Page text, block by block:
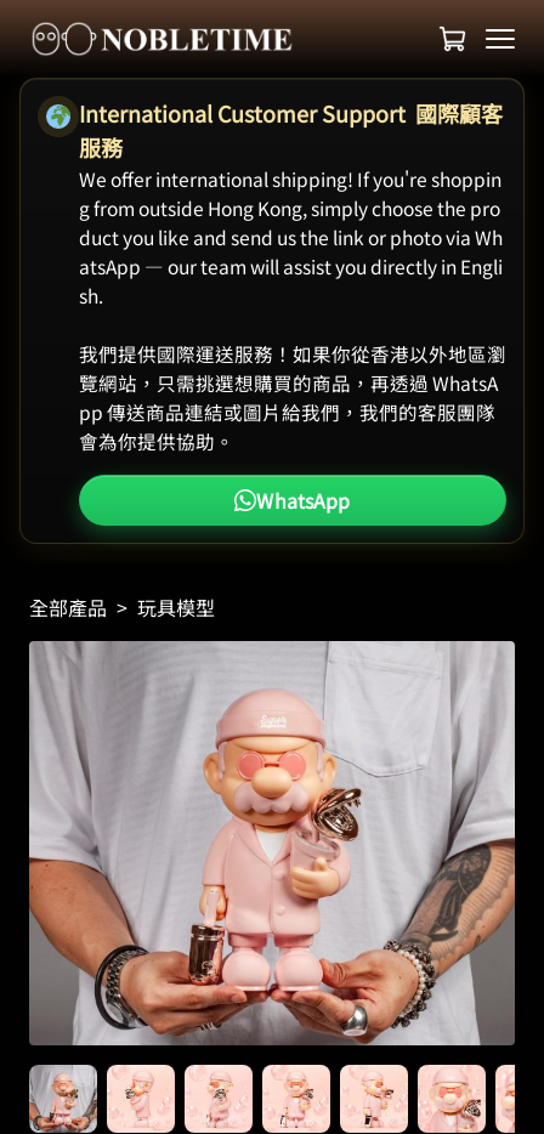
International Customer Support 國際顧客
服務
We offer international shipping! If you're shoppin
g from outside Hong Kong, simply choose the pro
duct you like and send us the link or photo via Wh
atsApp — our team will assist you directly in Engli
sh.
我們提供國際運送服務！如果你從香港以外地區瀏
覽網站，只需挑選想購買的商品，再透過 WhatsA
pp 傳送商品連結或圖片給我們，我們的客服團隊
會為你提供協助。
WhatsApp
全部產品 > 玩具模型